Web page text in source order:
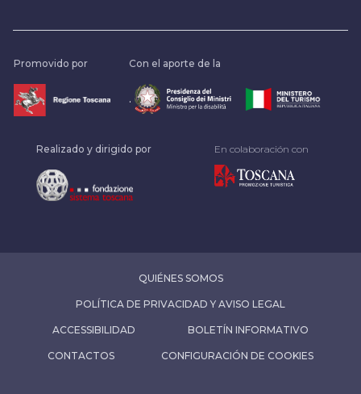
Promovido por Con el aporte de la
.
Realizado y dirigido por En colaboración con
QUIÉNES SOMOS
POLÍTICA DE PRIVACIDAD Y AVISO LEGAL
ACCESSIBILIDAD BOLETÍN INFORMATIVO
CONTACTOS CONFIGURACIÓN DE COOKIES